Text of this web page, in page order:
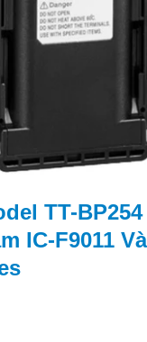
TT-BP254
IC-F9011